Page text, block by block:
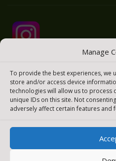
Manage
To provide the best experiences, we
store and/or access device
technologies will allow us to process
unique IDs on this site. Not
adversely affect certain features and